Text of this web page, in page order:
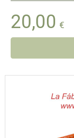
20,00 €